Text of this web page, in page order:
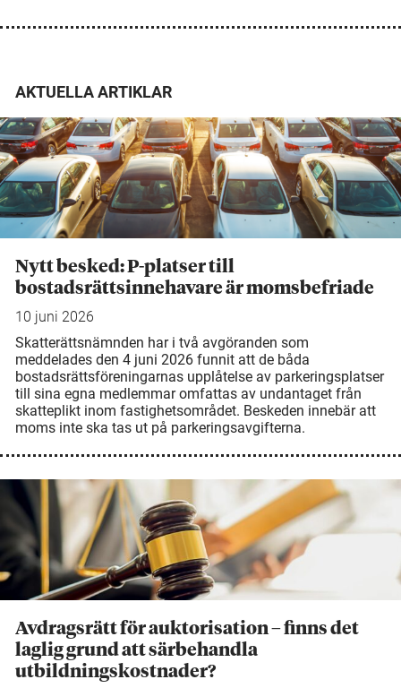
AKTUELLA ARTIKLAR
Nytt besked: P-platser till
bostadsrättsinnehavare är momsbefriade
10 juni 2026
Skatterättsnämnden har i två avgöranden som
meddelades den 4 juni 2026 funnit att de båda
bostadsrättsföreningarnas upplåtelse av parkeringsplatser
till sina egna medlemmar omfattas av undantaget från
skatteplikt inom fastighetsområdet. Beskeden innebär att
moms inte ska tas ut på parkeringsavgifterna.
Avdragsrätt för auktorisation – finns det
laglig grund att särbehandla
utbildningskostnader?